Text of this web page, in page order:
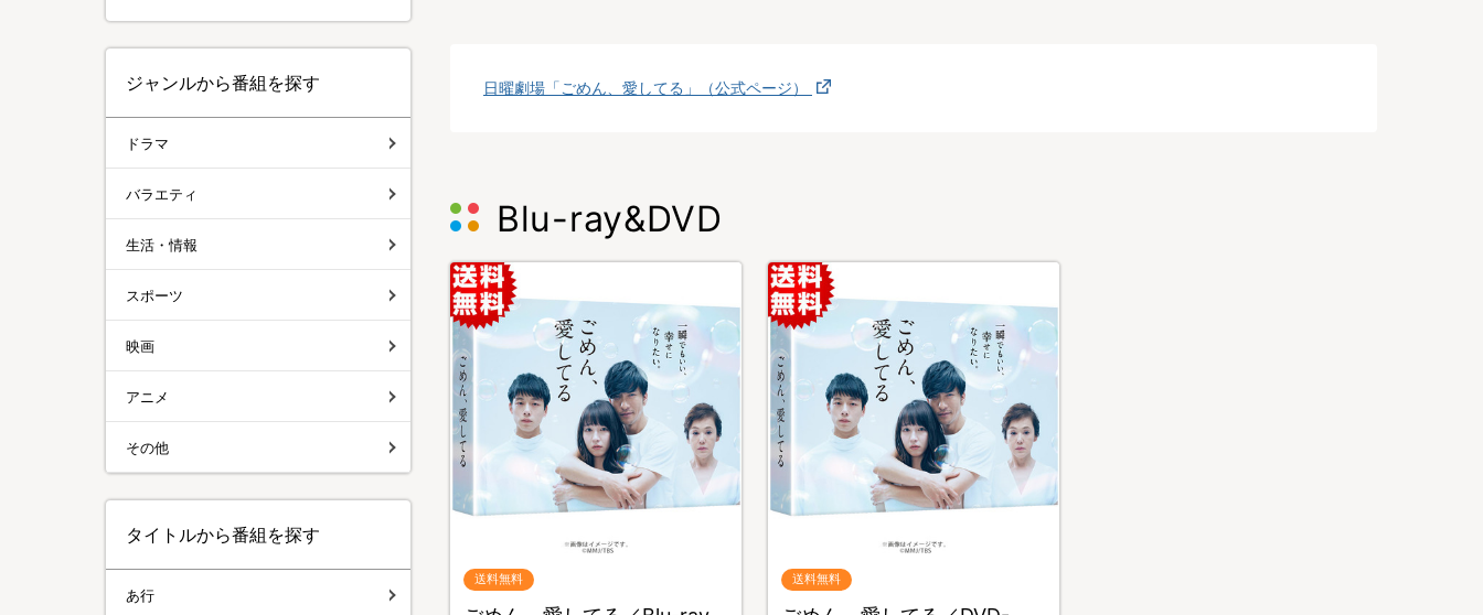
日曜劇場「ごめん、愛してる」（公式ページ）
Blu-ray&DVD
送料無料 送料無料
ジャンルから番組を探す
ドラマ
バラエティ
生活・情報
スポーツ
映画
アニメ
その他
タイトルから番組を探す
あ行